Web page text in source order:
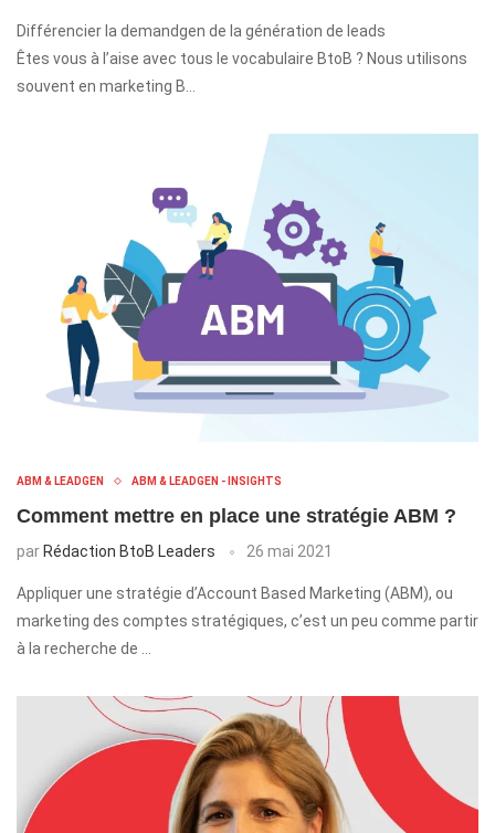
Différencier la demandgen de la génération de leads
Êtes vous à l’aise avec tous le vocabulaire BtoB ? Nous utilisons
souvent en marketing B…
ABM & LEADGEN ABM & LEADGEN - INSIGHTS
Comment mettre en place une stratégie ABM ?
par Rédaction BtoB Leaders 26 mai 2021
Appliquer une stratégie d’Account Based Marketing (ABM), ou
marketing des comptes stratégiques, c’est un peu comme partir
à la recherche de …